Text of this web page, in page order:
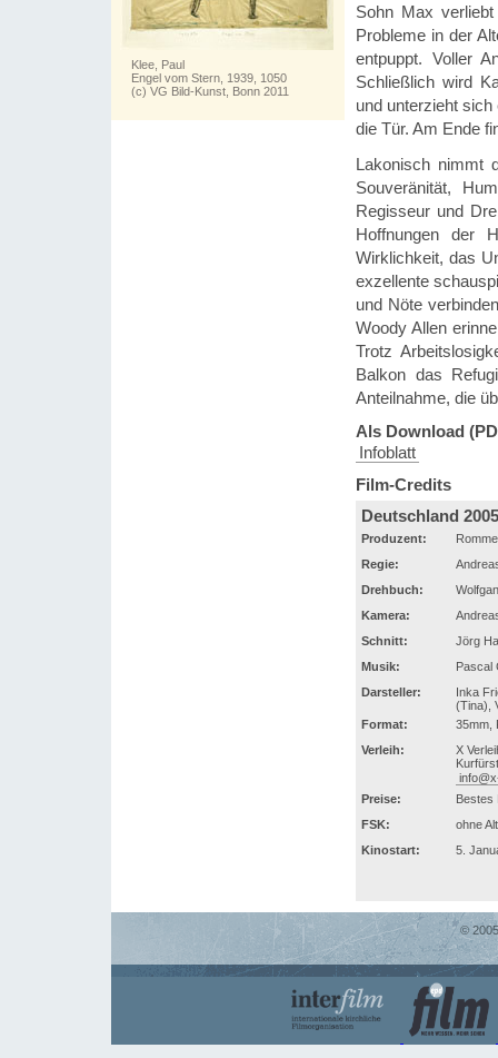
Klee, Paul
Engel vom Stern, 1939, 1050
(c) VG Bild-Kunst, Bonn 2011
Sohn Max
Probleme in der
entpuppt. Voller
Schließlich wird
und unterzieht
die Tür. Am Ende
Lakonisch nimmt
Souveränität,
Regisseur und
Hoffnungen der
Wirklichkeit, das
exzellente
und Nöte
Woody Allen
Trotz
Balkon das
Anteilnahme, die
Als Download
Infoblatt
Film-Credits
Deutschland 2005
Produzent:
Regie:
Drehbuch:
Kamera:
Schnitt:
Jörg
Musik:
Pascal
Darsteller:
Inka
(Tina),
Format:
35mm,
Verleih:
X
Preise:
Bestes
FSK:
ohne
Kinostart:
5.
©